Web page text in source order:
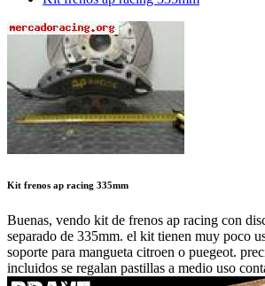
separado de 335mm. el kit tienen muy poco
soporte para mangueta citroen o puegeot.
incluidos se regalan pastillas a medio uso